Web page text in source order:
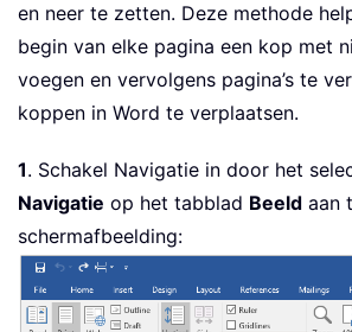
en neer te zetten. Deze methode
begin van elke pagina een kop met
voegen en vervolgens pagina’s te
koppen in Word te verplaatsen.
1. Schakel Navigatie in door het
Navigatie op het tabblad Beeld aan
schermafbeelding: